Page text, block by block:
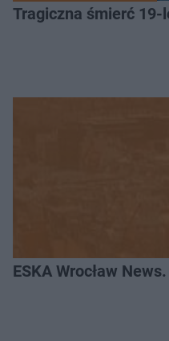
Tragiczna śmierć
ESKA Wrocław